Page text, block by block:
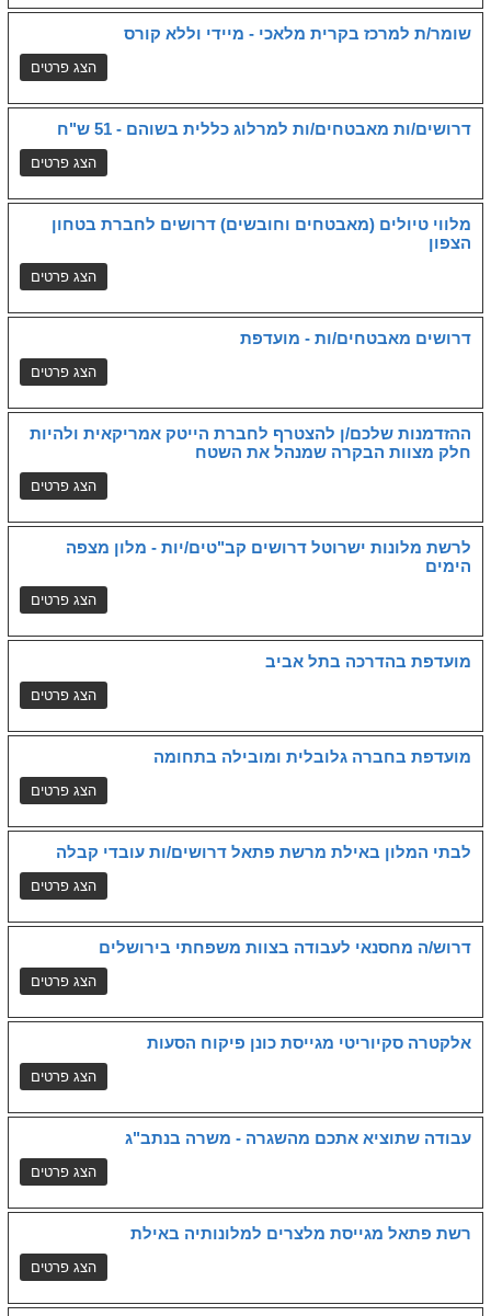
שומר/ת למרכז בקרית מלאכי - מיידי וללא קורס
דרושים/ות מאבטחים/ות למרלוג כללית בשוהם - 51 ש"ח
מלווי טיולים (מאבטחים וחובשים) דרושים לחברת בטחון
הצפון
דרושים מאבטחים/ות - מועדפת
ההזדמנות שלכם/ן להצטרף לחברת הייטק אמריקאית ולהיות
חלק מצוות הבקרה שמנהל את השטח
לרשת מלונות ישרוטל דרושים קב"טים/יות - מלון מצפה
הימים
מועדפת בהדרכה בתל אביב
מועדפת בחברה גלובלית ומובילה בתחומה
לבתי המלון באילת מרשת פתאל דרושים/ות עובדי קבלה
דרוש/ה מחסנאי לעבודה בצוות משפחתי בירושלים
אלקטרה סקיוריטי מגייסת כונן פיקוח הסעות
עבודה שתוציא אתכם מהשגרה - משרה בנתב"ג
רשת פתאל מגייסת מלצרים למלונותיה באילת